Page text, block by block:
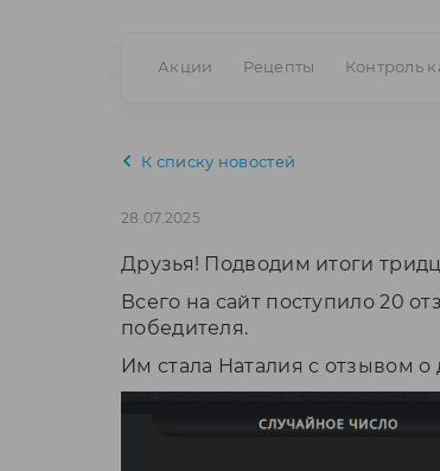
Акции Рецепты Контроль
К списку новостей
28.07.2025
Друзья! Подводим итоги
Всего на сайт поступило 20
победителя.
Им стала Наталия с отзывом о